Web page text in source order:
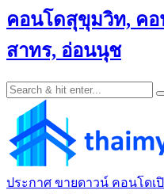
คอนโดสุขุมวิท, ค
สาทร, อ่อนนุช
ประกาศ ขายดาวน์ คอนโด